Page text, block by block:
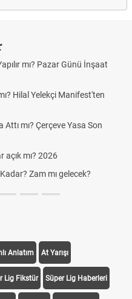
mı? Pazar Günü İnşaat
Hilal Yelekçi Manifest'ten
mı? Çerçeve Yasa Son
açık mı? 2026
Zam mı gelecek?
Anlatım At Yarışı
Lig Fikstür Süper Lig Haberleri